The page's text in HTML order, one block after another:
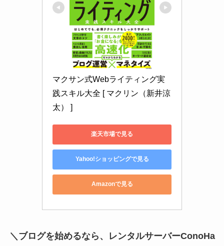
マクサン式Webライティング実
践スキル大全 [ マクリン（新井涼
太） ]
楽天市場で見る
Yahoo!ショッピングで見る
Amazonで見る
＼ブログを始めるなら、レンタルサーバーConoHa